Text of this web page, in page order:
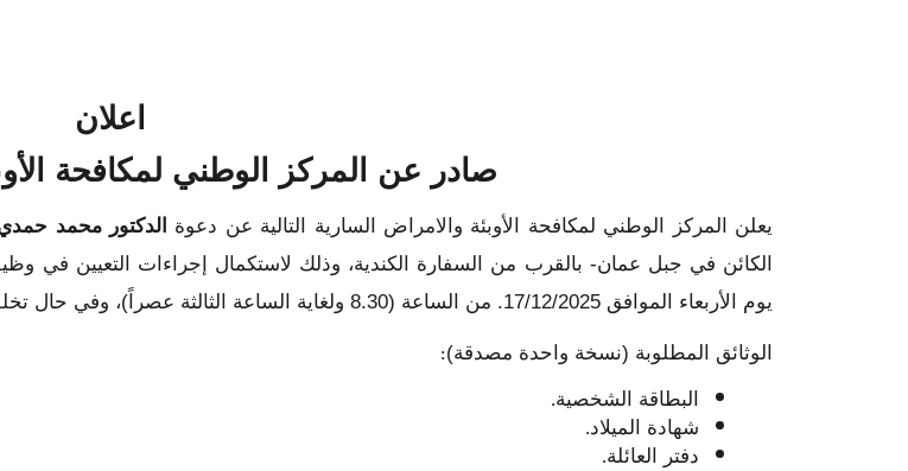
اعلان
صادر عن المركز الوطني لمكافحة
يعلن المركز الوطني لمكافحة الأوبئة والامراض السارية التالية عن دعوة الدكتور محمد
يوم الأربعاء الموافق 17/12/2025. من الساعة (8.30 ولغاية الساعة الثالثة عصراً)، وفي حال تخلفه عن استكمال الإجراءات خلال المدة يعتبر مستنكفاً
الوثائق المطلوبة (نسخة واحدة مصدقة):
البطاقة الشخصية.
شهادة الميلاد.
دفتر العائلة.